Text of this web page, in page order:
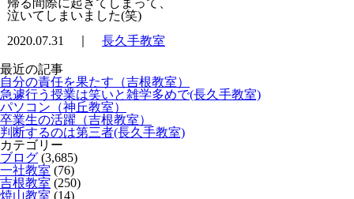
帰る間際に起きてしまって、
泣いてしまいました(笑)
2020.07.31 ｜ 長久手教室
最近の記事
自分の責任を果たす（吉根教室）
急遽行う授業は笑いと雑学多めで(長久手教室)
パソコン（神丘教室）
卒業生の活躍（吉根教室）
判断するのは第三者(長久手教室)
カテゴリー
ブログ (3,685)
一社教室 (76)
吉根教室 (250)
焼山教室 (14)